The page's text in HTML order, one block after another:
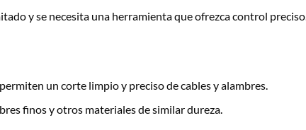
y se necesita una herramienta que ofrezca control preciso.
un corte limpio y preciso de cables y alambres.
finos y otros materiales de similar dureza.